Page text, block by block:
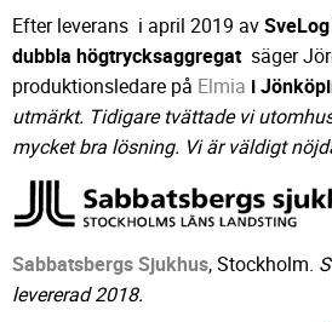
Efter leverans i april 2019 av
dubbla högtrycksaggregat säger
produktionsledare på Elmia i
utmärkt. Tidigare tvättade vi
mycket bra lösning. Vi är väldigt
Sabbatsbergs Sjukhus, Stockholm.
levererad 2018.